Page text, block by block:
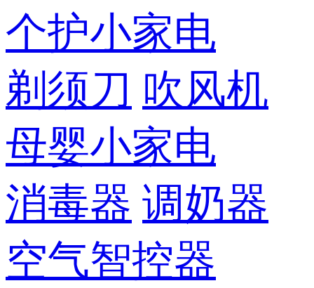
个护小家电
剃须刀 吹风机
母婴小家电
消毒器 调奶器
空气智控器